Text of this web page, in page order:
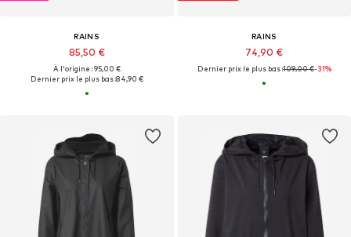
RAINS
85,50 €
À l'origine : 95,00 €
Dernier prix le plus bas :84,90 €
RAINS
74,90 €
Dernier prix le plus bas :109,00 €-31%